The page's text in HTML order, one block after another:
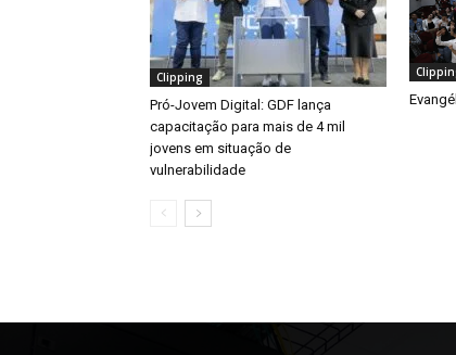
Clipping
Pró-Jovem Digital: GDF lança
capacitação para mais de 4 mil
jovens em situação de
vulnerabilidade